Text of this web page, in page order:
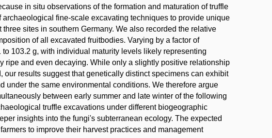
in situ observations of the formation and maturation of truffle
fine-scale excavating techniques to provide unique
sites in southern Germany. We also recorded the relative
of all excavated fruitbodies. Varying by a factor of
103.2 g, with individual maturity levels likely representing
ripe and even decaying. While only a slightly positive relationship
results suggest that genetically distinct specimens can exhibit
under the same environmental conditions. We therefore argue
between early summer and late winter of the following
truffle excavations under different biogeographic
insights into the fungi's subterranean ecology. The expected
to improve their harvest practices and management